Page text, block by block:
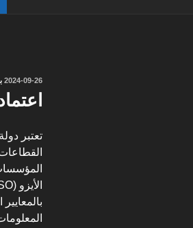
نُشر
في
2024-09-26
تعتبر